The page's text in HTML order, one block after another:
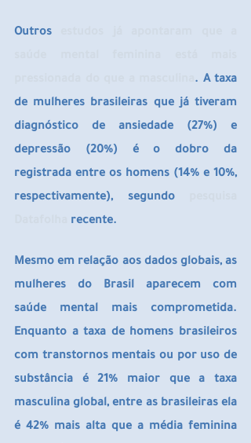
Outros
. A taxa
de mulheres brasileiras que já tiveram
diagnóstico de ansiedade (27%) e
depressão (20%) é o dobro da
registrada entre os homens (14% e 10%,
respectivamente), segundo
recente.
Mesmo em relação aos dados globais, as
mulheres do Brasil aparecem com
saúde mental mais comprometida.
Enquanto a taxa de homens brasileiros
com transtornos mentais ou por uso de
substância é 21% maior que a taxa
masculina global, entre as brasileiras ela
é 42% mais alta que a média feminina